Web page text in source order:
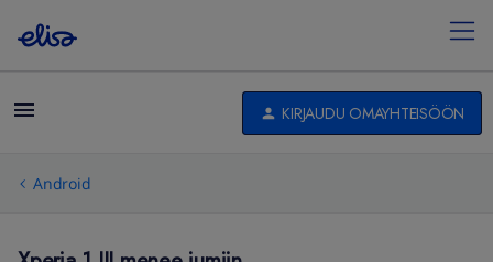
KIRJAUDU OMAYHTEISÖÖN
Android